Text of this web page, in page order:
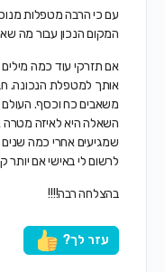
עם כי הרבה מטפלות
המקום הנכון עבור מה
אם תזרקי עוד כמה
אותך למטפלת הנכונה.
משאבים כח וכסף. העולם
השאלה היא לאיזה
שמגיעים אחרי כמה שנים
לרשום לי באישי אם יותר
בהצלחה רבה!!!!
עזר לך?